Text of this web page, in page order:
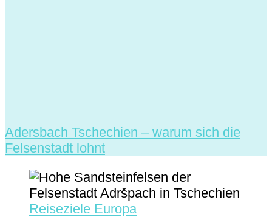
Adersbach Tschechien – warum sich die
Felsenstadt lohnt
Reiseziele Europa